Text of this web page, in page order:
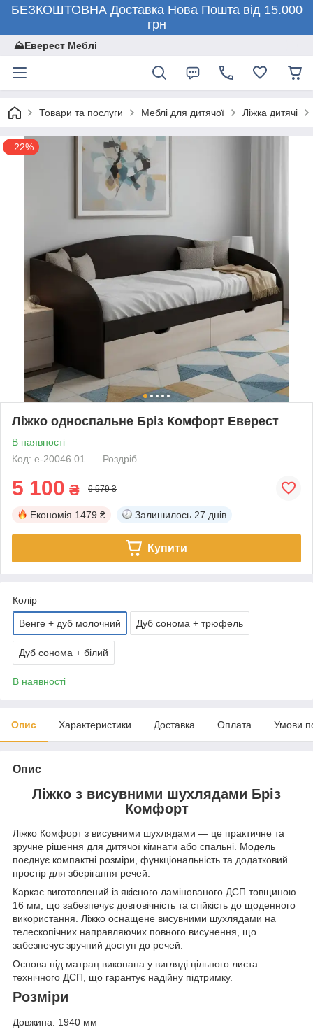
БЕЗКОШТОВНА Доставка Нова Пошта від 15.000
грн
⛰️Еверест Меблі
Товари та послуги Меблі для дитячої Ліжка дитячі
–22%
Ліжко односпальне Бріз Комфорт Еверест
В наявності
Код: е-20046.01
Роздріб
5 100 ₴ 6 579 ₴
Економія 1479 ₴ Залишилось 27 днів
Купити
Колір
Венге + дуб молочний Дуб сонома + трюфель
Дуб сонома + білий
В наявності
Опис Характеристики Доставка Оплата Умови
Опис
Ліжко з висувними шухлядами Бріз
Комфорт
Ліжко Комфорт з висувними шухлядами — це практичне та
зручне рішення для дитячої кімнати або спальні. Модель
поєднує компактні розміри, функціональність та додатковий
простір для зберігання речей.
Каркас виготовлений із якісного ламінованого ДСП товщиною
16 мм, що забезпечує довговічність та стійкість до щоденного
використання. Ліжко оснащене висувними шухлядами на
телескопічних направляючих повного висунення, що
забезпечує зручний доступ до речей.
Основа під матрац виконана у вигляді цільного листа
технічного ДСП, що гарантує надійну підтримку.
Розміри
Довжина: 1940 мм